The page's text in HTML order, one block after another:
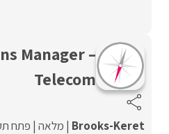
Manager –
Telecom
Brooks-Keret מלאה פתח